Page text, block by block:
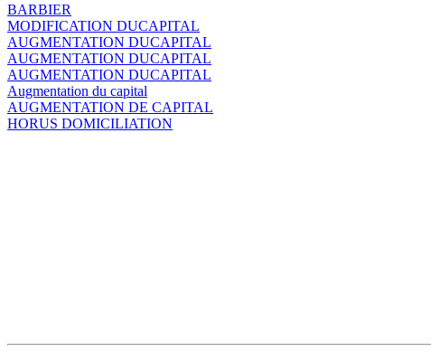
BARBIER
MODIFICATION DUCAPITAL
AUGMENTATION DUCAPITAL
AUGMENTATION DUCAPITAL
AUGMENTATION DUCAPITAL
Augmentation du capital
AUGMENTATION DE CAPITAL
HORUS DOMICILIATION